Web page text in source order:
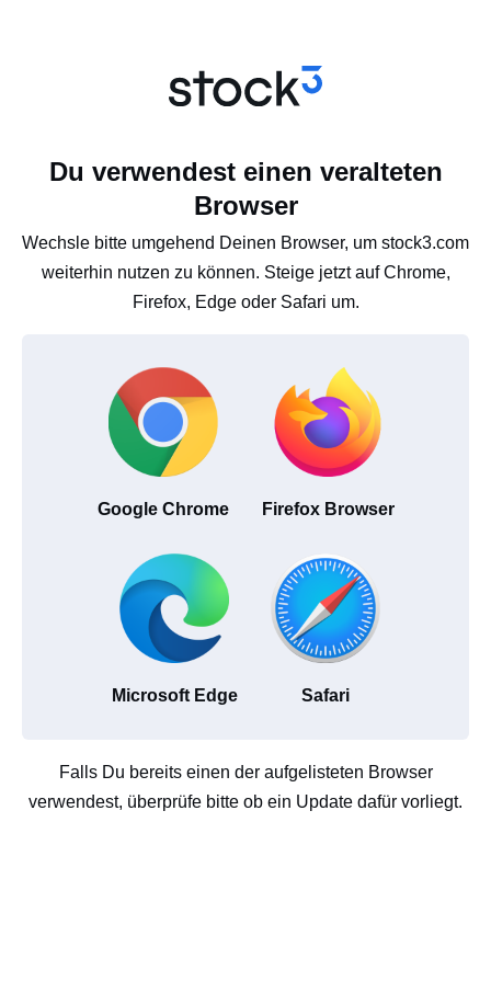
Du verwendest einen veralteten
Browser
Wechsle bitte umgehend Deinen Browser, um stock3.com
weiterhin nutzen zu können. Steige jetzt auf Chrome,
Firefox, Edge oder Safari um.
Google Chrome Firefox Browser
Microsoft Edge Safari
Falls Du bereits einen der aufgelisteten Browser
verwendest, überprüfe bitte ob ein Update dafür vorliegt.